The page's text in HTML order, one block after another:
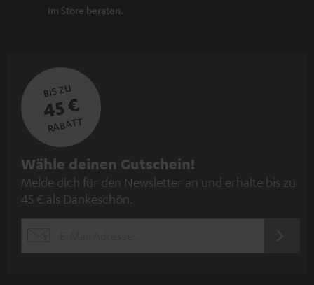
im Store beraten.
BIS ZU
45 €
RABATT
N
e
w
Wähle deinen Gutschein!
Melde dich für den Newsletter an und erhalte bis zu
45 € als Dankeschön.